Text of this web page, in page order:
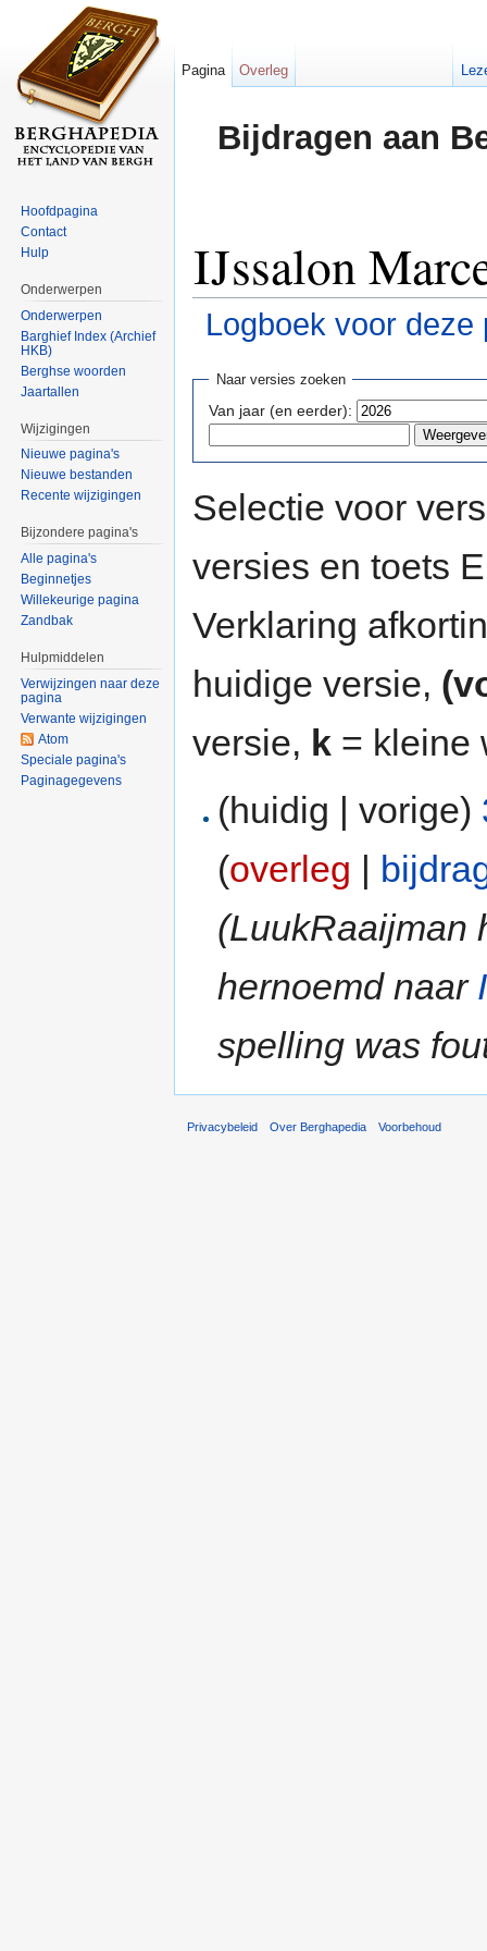
Bijdragen aan
IJssalon
Logboek voor deze
Naar versies zoeken
Van jaar (en eerder):
Selectie voor
versies en toets
Verklaring
huidige versie,
versie, k = kleine
(huidig | vorige)
(overleg |
(LuukRaaijman
hernoemd naar
spelling was
Pagina Overleg
Hoofdpagina
Contact
Hulp
Onderwerpen
Onderwerpen
Barghief Index (Archief
HKB)
Berghse woorden
Jaartallen
Wijzigingen
Nieuwe pagina's
Nieuwe bestanden
Recente wijzigingen
Bijzondere pagina's
Alle pagina's
Beginnetjes
Willekeurige pagina
Zandbak
Hulpmiddelen
Verwijzingen naar deze
pagina
Verwante wijzigingen
Atom
Speciale pagina's
Paginagegevens
Privacybeleid Over Berghapedia Voorbehoud